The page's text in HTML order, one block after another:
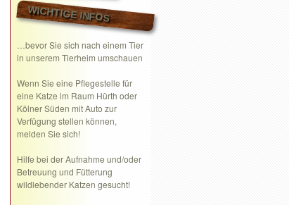
WICHTIGE INFOS
…bevor Sie sich nach einem Tier
in unserem Tierheim umschauen
Wenn Sie eine Pflegestelle für
eine Katze im Raum Hürth oder
Kölner Süden mit Auto zur
Verfügung stellen können,
melden Sie sich!
Hilfe bei der Aufnahme und/oder
Betreuung und Fütterung
wildlebender Katzen gesucht!